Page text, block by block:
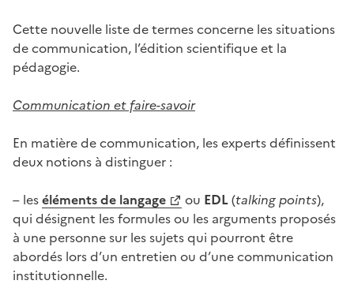
Cette nouvelle liste de termes concerne les situations
de communication, l’édition scientifique et la
pédagogie.
Communication et faire-savoir
En matière de communication, les experts définissent
deux notions à distinguer :
– leséléments de langage ou EDL(talking points),
qui désignent les formules ou les arguments proposés
à une personne sur les sujets qui pourront être
abordés lors d’un entretien ou d’une communication
institutionnelle.